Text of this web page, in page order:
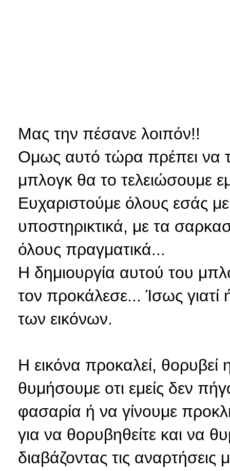
Μας την πέσανε λοιπόν!!
Ομως αυτό τώρα πρέπει να
μπλογκ θα το τελειώσουμε
Ευχαριστούμε όλους εσάς
υποστηρικτικά, με τα
όλους πραγματικά...
Η δημιουργία αυτού του
τον προκάλεσε... Ίσως
των εικόνων.
Η εικόνα προκαλεί,
θυμήσουμε οτι εμείς δεν
φασαρία ή να γίνουμε
για να θορυβηθείτε και να
διαβάζοντας τις